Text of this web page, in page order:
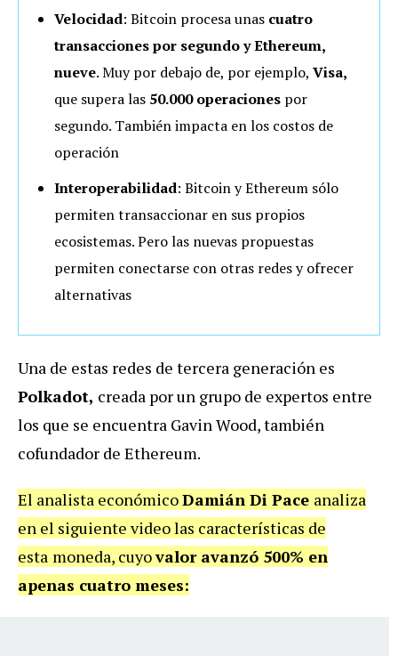
Velocidad: Bitcoin procesa unas cuatro
transacciones por segundo y Ethereum,
nueve. Muy por debajo de, por ejemplo, Visa,
que supera las 50.000 operaciones por
segundo. También impacta en los costos de
operación
Interoperabilidad: Bitcoin y Ethereum sólo
permiten transaccionar en sus propios
ecosistemas. Pero las nuevas propuestas
permiten conectarse con otras redes y ofrecer
alternativas
Una de estas redes de tercera generación es
Polkadot, creada por un grupo de expertos entre
los que se encuentra Gavin Wood, también
cofundador de Ethereum.
El analista económicoDamián Di Pace analiza
en el siguiente video las características de
esta moneda, cuyovalor avanzó 500% en
apenas cuatro meses: